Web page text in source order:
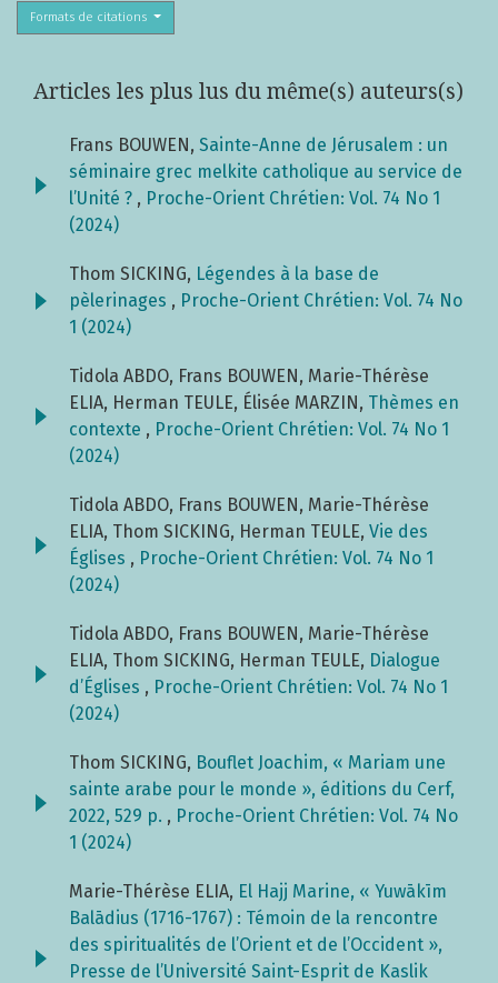
Formats de citations
Articles les plus lus du même(s) auteurs(s)
Frans BOUWEN, Sainte-Anne de Jérusalem : un
séminaire grec melkite catholique au service de
l’Unité ? , Proche-Orient Chrétien: Vol. 74 No 1
(2024)
Thom SICKING, Légendes à la base de
pèlerinages , Proche-Orient Chrétien: Vol. 74 No
1 (2024)
Tidola ABDO, Frans BOUWEN, Marie-Thérèse
ELIA, Herman TEULE, Élisée MARZIN, Thèmes en
contexte , Proche-Orient Chrétien: Vol. 74 No 1
(2024)
Tidola ABDO, Frans BOUWEN, Marie-Thérèse
ELIA, Thom SICKING, Herman TEULE, Vie des
Églises , Proche-Orient Chrétien: Vol. 74 No 1
(2024)
Tidola ABDO, Frans BOUWEN, Marie-Thérèse
ELIA, Thom SICKING, Herman TEULE, Dialogue
d’Églises , Proche-Orient Chrétien: Vol. 74 No 1
(2024)
Thom SICKING, Bouflet Joachim, « Mariam une
sainte arabe pour le monde », éditions du Cerf,
2022, 529 p. , Proche-Orient Chrétien: Vol. 74 No
1 (2024)
Marie-Thérèse ELIA, El Hajj Marine, « Yuwākīm
Balādius (1716-1767) : Témoin de la rencontre
des spiritualités de l’Orient et de l’Occident »,
Presse de l’Université Saint-Esprit de Kaslik